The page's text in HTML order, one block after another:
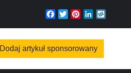
Facebook
TwitterPinterest
LinkedIn
Dodaj artykuł sponsorowany